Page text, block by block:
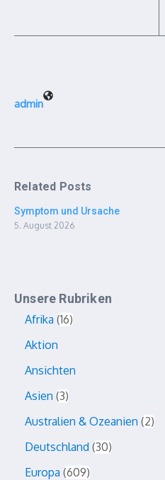
admin
Related Posts
Symptom und Ursache
5. August 2026
Unsere Rubriken
Afrika 16
Aktion
Ansichten
Asien 3
Australien & Ozeanien 2
Deutschland 30
Europa 609